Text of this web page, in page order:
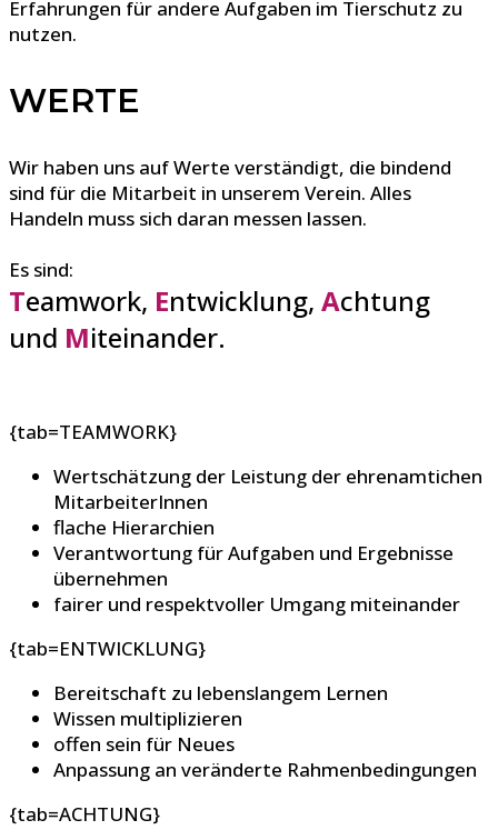
Erfahrungen für andere Aufgaben im Tierschutz zu
nutzen.
WERTE
Wir haben uns auf Werte verständigt, die bindend
sind für die Mitarbeit in unserem Verein. Alles
Handeln muss sich daran messen lassen.
Es sind:
Teamwork, Entwicklung, Achtung
und Miteinander.
{tab=TEAMWORK}
Wertschätzung der Leistung der ehrenamtichen
MitarbeiterInnen
flache Hierarchien
Verantwortung für Aufgaben und Ergebnisse
übernehmen
fairer und respektvoller Umgang miteinander
{tab=ENTWICKLUNG}
Bereitschaft zu lebenslangem Lernen
Wissen multiplizieren
offen sein für Neues
Anpassung an veränderte Rahmenbedingungen
{tab=ACHTUNG}